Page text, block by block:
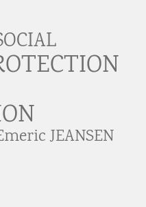
JEANSEN